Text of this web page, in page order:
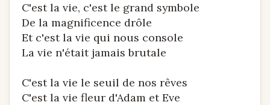
C'est la vie, c'est le grand symbole
De la magnificence drôle
Et c'est la vie qui nous console
La vie n'était jamais brutale
C'est la vie le seuil de nos rêves
C'est la vie fleur d'Adam et Eve